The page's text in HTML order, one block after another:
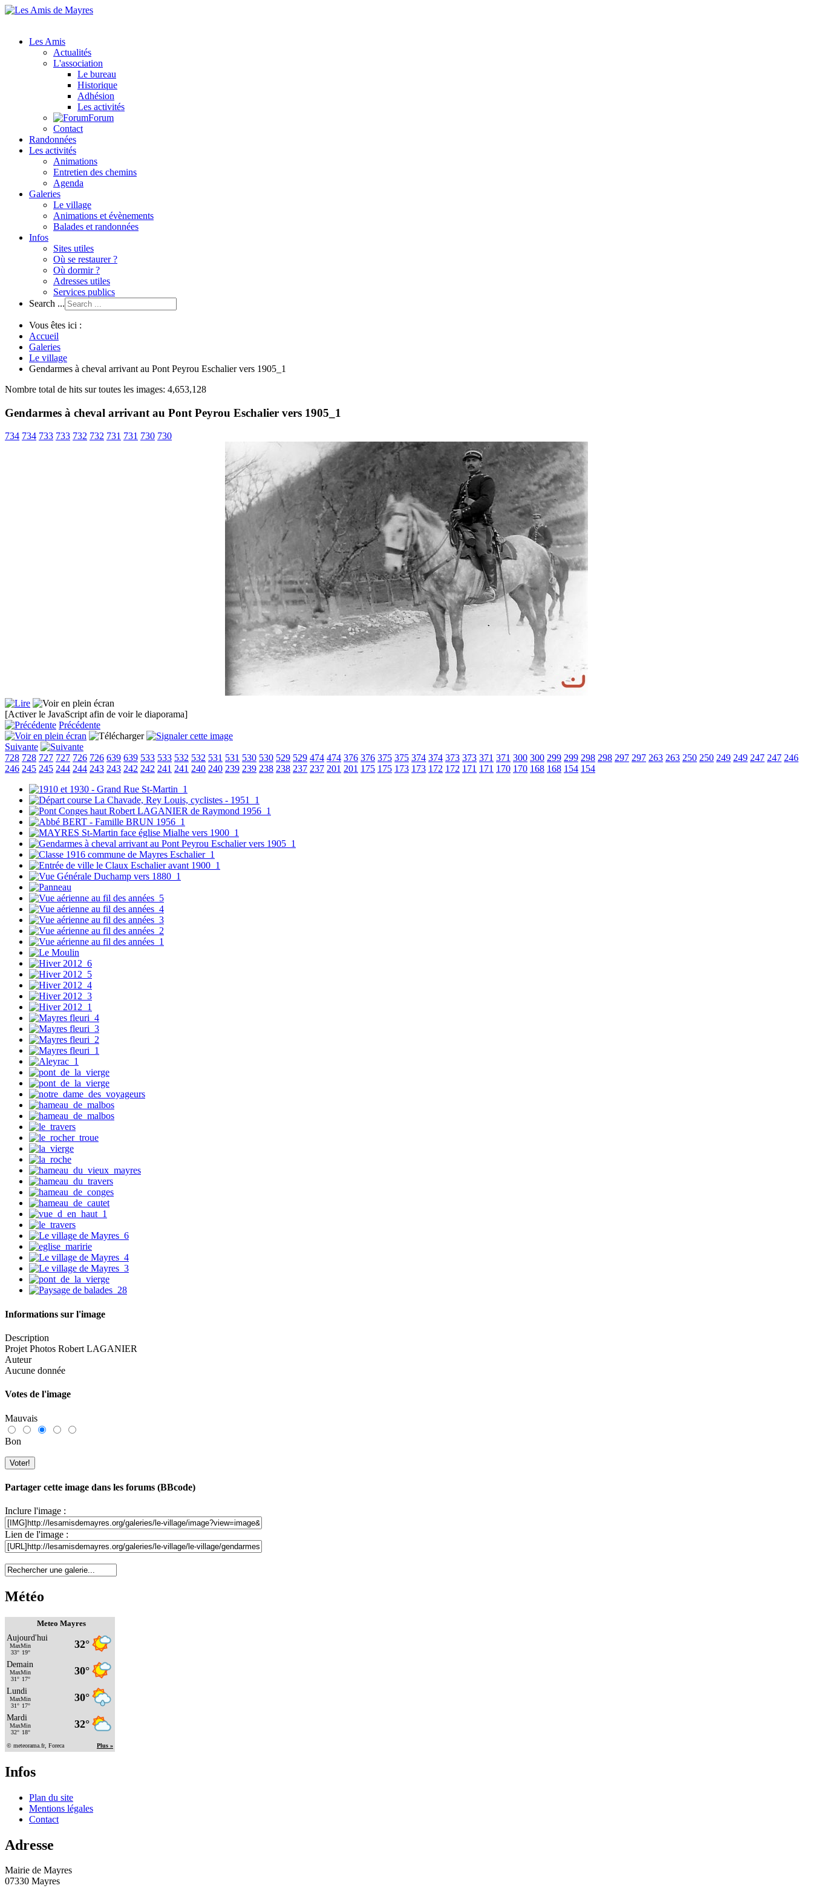
Les Amis
Actualités
L'association
Le bureau
Historique
Adhésion
Les activités
Forum
Contact
Randonnées
Les activités
Animations
Entretien des chemins
Agenda
Galeries
Le village
Animations et évènements
Balades et randonnées
Infos
Sites utiles
Où se restaurer ?
Où dormir ?
Adresses utiles
Services publics
Search ...
Vous êtes ici :
Accueil
Galeries
Le village
Gendarmes à cheval arrivant au Pont Peyrou Eschalier vers 1905_1
Nombre total de hits sur toutes les images: 4,653,128
Gendarmes à cheval arrivant au Pont Peyrou Eschalier vers 1905_1
734 734 733 733 732 732 731 731 730 730
[Activer le JavaScript afin de voir le diaporama]
Précédente
Suivante
728 728 727 727 726 726 639 639 533 533 532 532 531 531 530 530 529 529 474 474 376 376 375 375 374 374 373 373 371 371 300 300 299 299 298 298 297 297 263 263 250 250 249 249 247 247 246
246 245 245 244 244 243 243 242 242 241 241 240 240 239 239 238 238 237 237 201 201 175 175 173 173 172 172 171 171 170 170 168 168 154 154
Informations sur l'image
Description
Projet Photos Robert LAGANIER
Auteur
Aucune donnée
Votes de l'image
Mauvais
Bon
Partager cette image dans les forums (BBcode)
Inclure l'image :
Lien de l'image :
Météo
Meteo Mayres
Infos
Plan du site
Mentions légales
Contact
Adresse
Mairie de Mayres
07330 Mayres